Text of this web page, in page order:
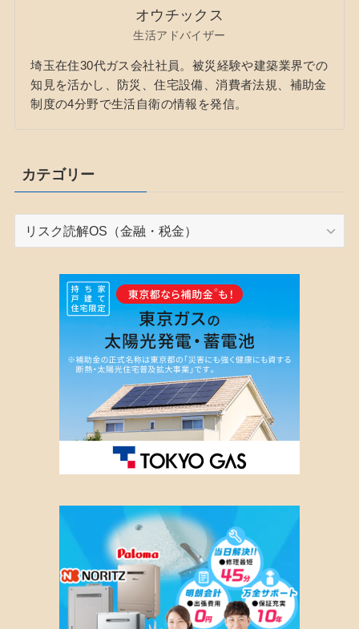
オウチックス
生活アドバイザー
埼玉在住30代ガス会社社員。被災経験や建築業界での
知見を活かし、防災、住宅設備、消費者法規、補助金
制度の4分野で生活自衛の情報を発信。
カテゴリー